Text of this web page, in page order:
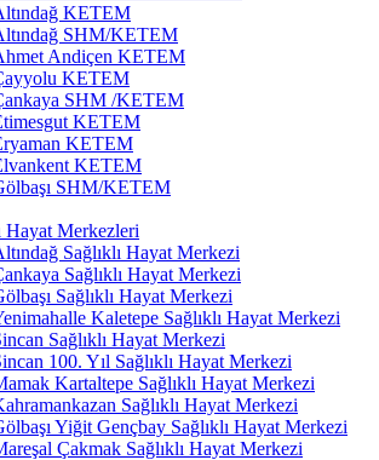
KETEM
SHM/KETEM
Andiçen KETEM
KETEM
SHM /KETEM
KETEM
KETEM
KETEM
SHM/KETEM
Hayat Merkezleri
Sağlıklı Hayat Merkezi
Sağlıklı Hayat Merkezi
Sağlıklı Hayat Merkezi
Kaletepe Sağlıklı Hayat Merkezi
Sağlıklı Hayat Merkezi
100. Yıl Sağlıklı Hayat Merkezi
Kartaltepe Sağlıklı Hayat Merkezi
Sağlıklı Hayat Merkezi
Yiğit Gençbay Sağlıklı Hayat Merkezi
Çakmak Sağlıklı Hayat Merkezi